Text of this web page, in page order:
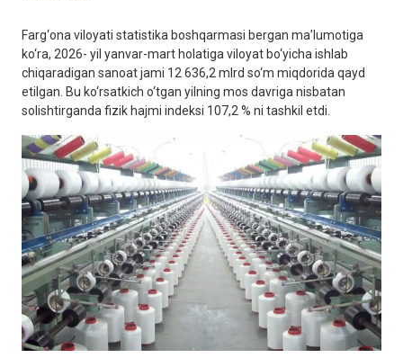
Farg‘ona viloyati statistika boshqarmasi bergan ma’lumotiga
ko‘ra, 2026- yil yanvar-mart holatiga viloyat bo‘yicha ishlab
chiqaradigan sanoat jami 12 636,2 mlrd so‘m miqdorida qayd
etilgan. Bu ko‘rsatkich o‘tgan yilning mos davriga nisbatan
solishtirganda fizik hajmi indeksi 107,2 % ni tashkil etdi.